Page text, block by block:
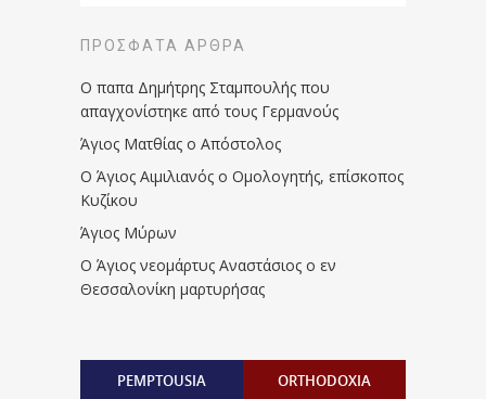
ΠΡΌΣΦΑΤΑ ΆΡΘΡΑ
Ο παπα Δημήτρης Σταμπουλής που
απαγχονίστηκε από τους Γερμανούς
Άγιος Ματθίας ο Απόστολος
Ο Άγιος Αιμιλιανός ο Ομολογητής, επίσκοπος
Κυζίκου
Άγιος Μύρων
Ο Άγιος νεομάρτυς Αναστάσιος ο εν
Θεσσαλονίκη μαρτυρήσας
PEMPTOUSIA ORTHODOXIA